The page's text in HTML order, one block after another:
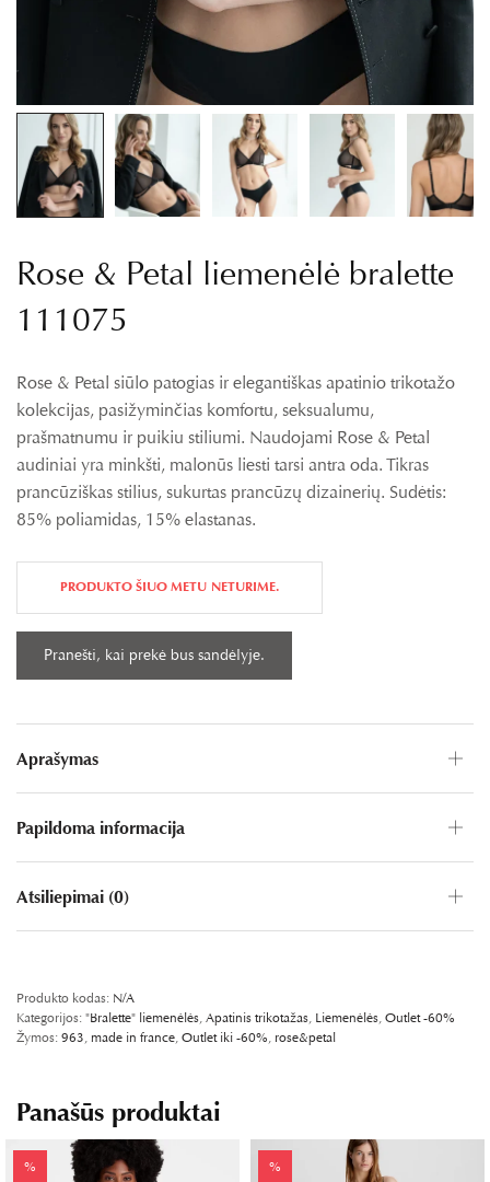
Rose & Petal liemenėlė bralette
111075
Rose & Petal siūlo patogias ir elegantiškas apatinio trikotažo
kolekcijas, pasižyminčias komfortu, seksualumu,
prašmatnumu ir puikiu stiliumi. Naudojami Rose & Petal
audiniai yra minkšti, malonūs liesti tarsi antra oda. Tikras
prancūziškas stilius, sukurtas prancūzų dizainerių. Sudėtis:
85% poliamidas, 15% elastanas.
PRODUKTO ŠIUO METU NETURIME.
Aprašymas
Papildoma informacija
Atsiliepimai (0)
Produkto kodas: N/A
Kategorijos:"Bralette" liemenėlės,Apatinis trikotažas, Liemenėlės,Outlet -60%
Žymos:963,made in france,Outlet iki -60%, rose&petal
Panašūs produktai
% %